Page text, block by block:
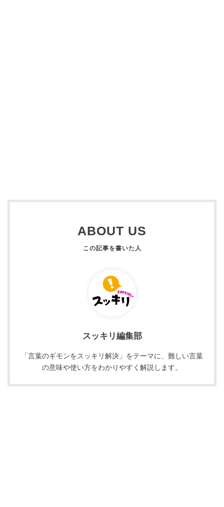
ABOUT US
スッキリ編集部
「言葉のギモンをスッキリ解決」をテーマに、難しい言葉
の意味や使い方をわかりやすく解説します。